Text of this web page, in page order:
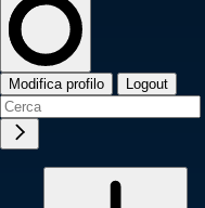
Modifica profilo Logout